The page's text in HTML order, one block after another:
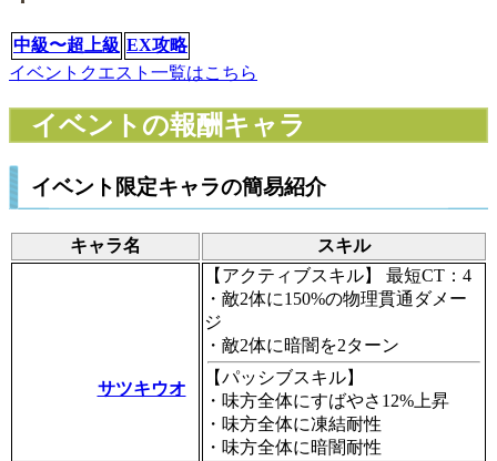
中級〜超上級 EX攻略
イベントクエスト一覧はこちら
イベントの報酬キャラ
イベント限定キャラの簡易紹介
キャラ名 スキル
サツキウオ
【アクティブスキル】
最短CT：4
・敵2体に150%の物理貫通ダメー
ジ
・敵2体に暗闇を2ターン
【パッシブスキル】
・味方全体にすばやさ12%上昇
・味方全体に凍結耐性
・味方全体に暗闇耐性